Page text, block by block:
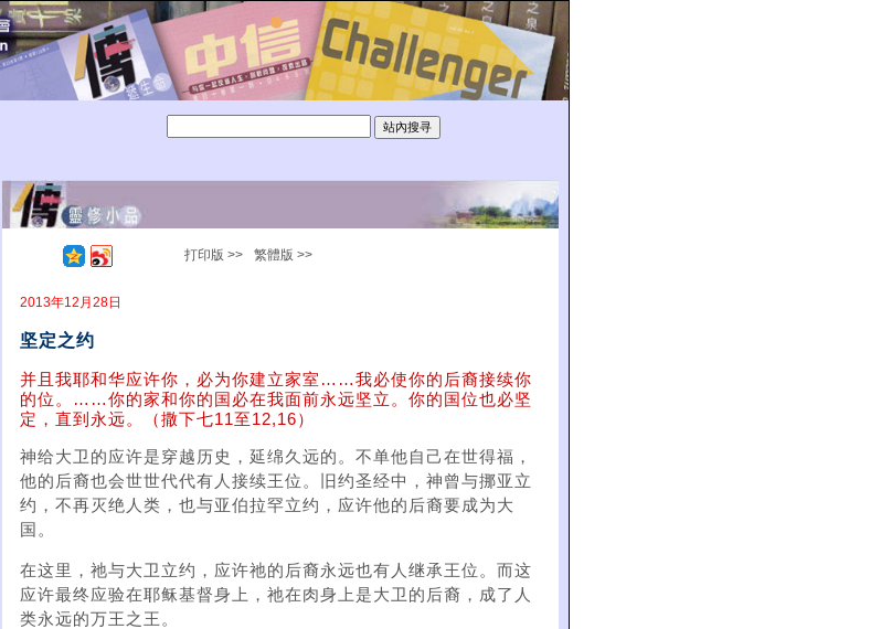
打印版 >> 繁體版 >>
2013年12月28日
坚定之约
并且我耶和华应许你，必为你建立家室……我必使你的后裔接续你
的位。……你的家和你的国必在我面前永远坚立。你的国位也必坚
定，直到永远。（撒下七11至12,16）
神给大卫的应许是穿越历史，延绵久远的。不单他自己在世得福，
他的后裔也会世世代代有人接续王位。旧约圣经中，神曾与挪亚立
约，不再灭绝人类，也与亚伯拉罕立约，应许他的后裔要成为大
国。
在这里，祂与大卫立约，应许祂的后裔永远也有人继承王位。而这
应许最终应验在耶稣基督身上，祂在肉身上是大卫的后裔，成了人
类永远的万王之王。